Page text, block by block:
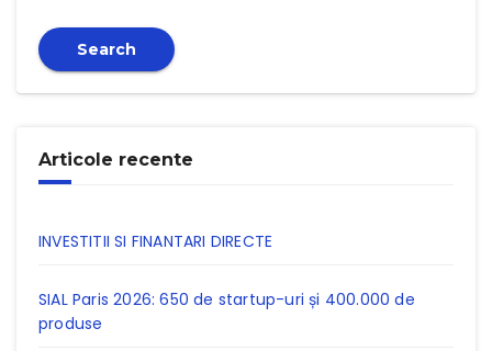
Search
Articole recente
INVESTITII SI FINANTARI DIRECTE
SIAL Paris 2026: 650 de startup-uri și 400.000 de
produse